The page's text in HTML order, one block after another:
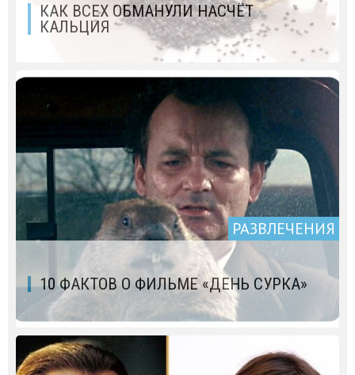
КАК ВСЕХ ОБМАНУЛИ НАСЧЁТ
КАЛЬЦИЯ
РАЗВЛЕЧЕНИЯ
10 ФАКТОВ О ФИЛЬМЕ «ДЕНЬ СУРКА»